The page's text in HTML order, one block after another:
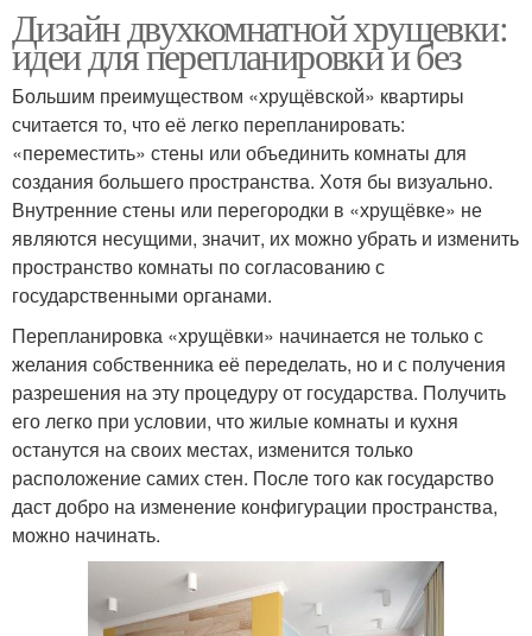
Дизайн двухкомнатной хрущевки:
идеи для перепланировки и без
Большим преимуществом «хрущёвской» квартиры
считается то, что её легко перепланировать:
«переместить» стены или объединить комнаты для
создания большего пространства. Хотя бы визуально.
Внутренние стены или перегородки в «хрущёвке» не
являются несущими, значит, их можно убрать и изменить
пространство комнаты по согласованию с
государственными органами.
Перепланировка «хрущёвки» начинается не только с
желания собственника её переделать, но и с получения
разрешения на эту процедуру от государства. Получить
его легко при условии, что жилые комнаты и кухня
останутся на своих местах, изменится только
расположение самих стен. После того как государство
даст добро на изменение конфигурации пространства,
можно начинать.